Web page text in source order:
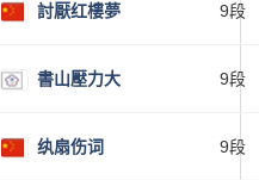
討厭红樓夢 9段
書山壓力大 9段
纨扇伤词 9段